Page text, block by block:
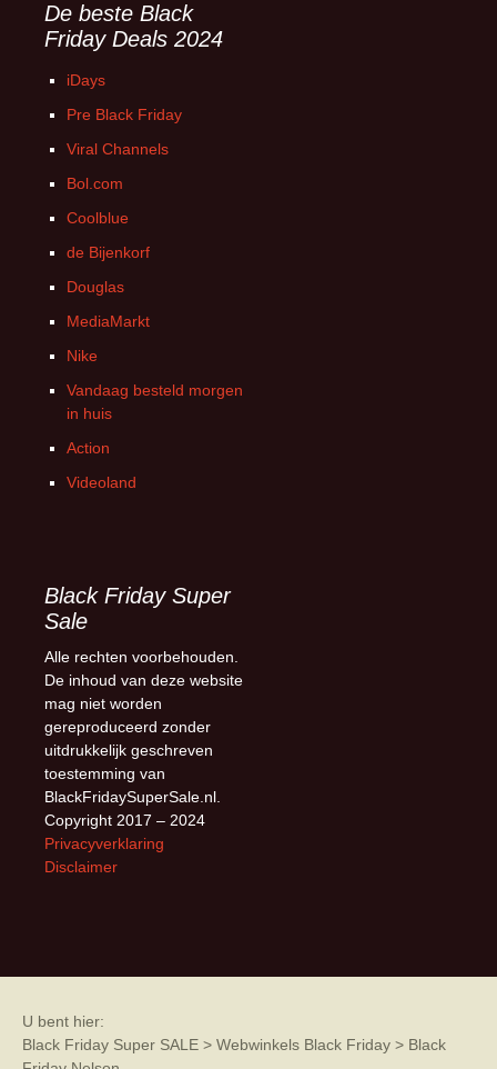
De beste Black
Friday Deals 2024
iDays
Pre Black Friday
Viral Channels
Bol.com
Coolblue
de Bijenkorf
Douglas
MediaMarkt
Nike
Vandaag besteld morgen
in huis
Action
Videoland
Black Friday Super
Sale
Alle rechten voorbehouden.
De inhoud van deze website
mag niet worden
gereproduceerd zonder
uitdrukkelijk geschreven
toestemming van
BlackFridaySuperSale.nl.
Copyright 2017 – 2024
Privacyverklaring
Disclaimer
U bent hier:
Black Friday Super SALE > Webwinkels Black Friday > Black